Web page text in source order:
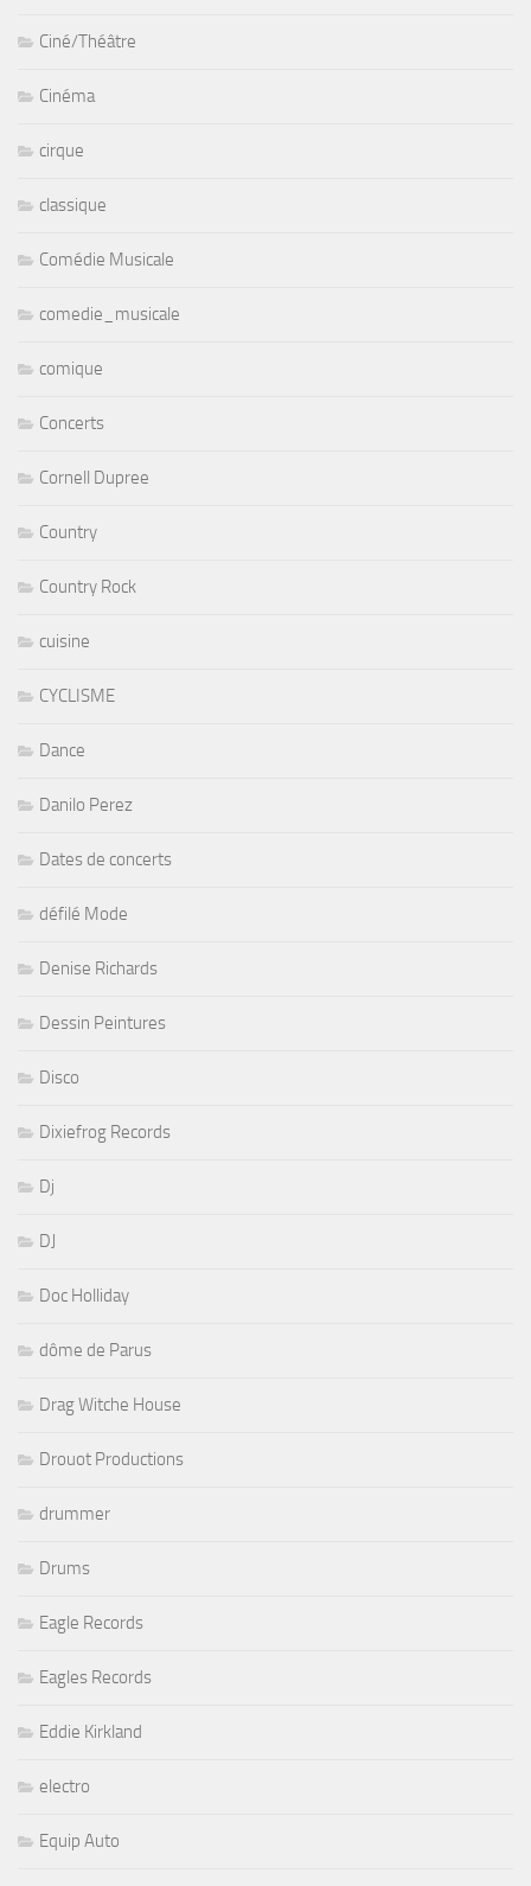
Ciné/Théâtre
Cinéma
cirque
classique
Comédie Musicale
comedie_musicale
comique
Concerts
Cornell Dupree
Country
Country Rock
cuisine
CYCLISME
Dance
Danilo Perez
Dates de concerts
défilé Mode
Denise Richards
Dessin Peintures
Disco
Dixiefrog Records
Dj
DJ
Doc Holliday
dôme de Parus
Drag Witche House
Drouot Productions
drummer
Drums
Eagle Records
Eagles Records
Eddie Kirkland
electro
Equip Auto